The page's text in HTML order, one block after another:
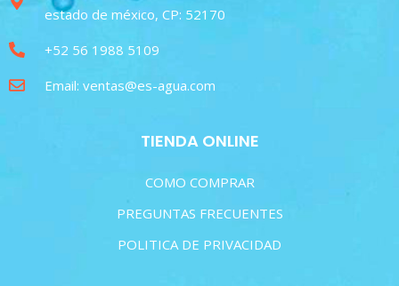
estado de méxico, CP: 52170
+52 56 1988 5109
Email: ventas@es-agua.com
TIENDA ONLINE
COMO COMPRAR
PREGUNTAS FRECUENTES
POLITICA DE PRIVACIDAD